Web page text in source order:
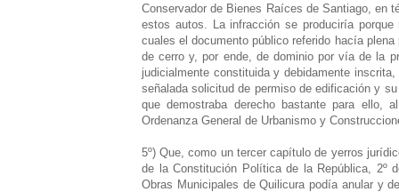
Conservador de Bienes Raíces de Santiago, en
estos autos. La infracción se produciría
cuales el documento público referido hacía
de cerro y, por ende, de dominio por vía de la
judicialmente constituida y debidamente
señalada solicitud de permiso de edificación y
que demostraba derecho bastante para
Ordenanza General de Urbanismo y
5º) Que, como un tercer capítulo de yerros
de la Constitución Política de la República, 2º
Obras Municipales de Quilicura podía anular y